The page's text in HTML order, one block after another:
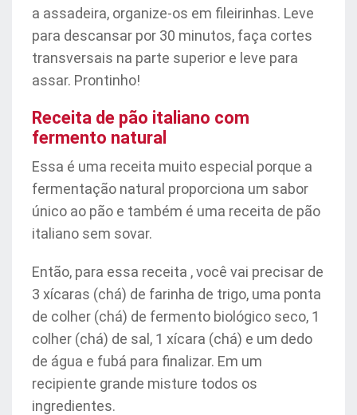
a assadeira, organize-os em fileirinhas. Leve
para descansar por 30 minutos, faça cortes
transversais na parte superior e leve para
assar. Prontinho!
Receita de pão italiano com
fermento natural
Essa é uma receita muito especial porque a
fermentação natural proporciona um sabor
único ao pão e também é uma receita de pão
italiano sem sovar.
Então, para essa receita , você vai precisar de
3 xícaras (chá) de farinha de trigo, uma ponta
de colher (chá) de fermento biológico seco, 1
colher (chá) de sal, 1 xícara (chá) e um dedo
de água e fubá para finalizar. Em um
recipiente grande misture todos os
ingredientes.